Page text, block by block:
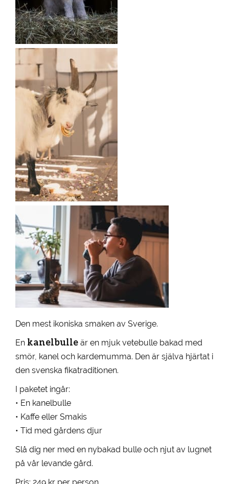
Den mest ikoniska smaken av Sverige.
En kanelbulle är en mjuk vetebulle bakad med
smör, kanel och kardemumma. Den är själva hjärtat i
den svenska fikatraditionen.
I paketet ingår:
• En kanelbulle
• Kaffe eller Smakis
• Tid med gårdens djur
Slå dig ner med en nybakad bulle och njut av lugnet
på vår levande gård.